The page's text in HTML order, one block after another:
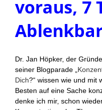
voraus, 7
Dr. Jan Höpker, der
seiner Blogparade „
Dich?“ wissen wie und mit
Besten auf eine Sache
denke ich mir, schon